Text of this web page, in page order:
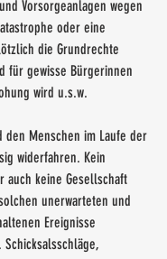
Vorsorgeanlagen wegen
oder eine
die Grundrechte
für gewisse Bürgerinnen
wird u.s.w.
den Menschen im Laufe der
widerfahren. Kein
auch keine Gesellschaft
unerwarteten und
Ereignisse